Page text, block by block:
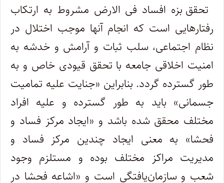
تحقق بزه افساد فی الارض مشروط به ارتکاب
رفتارهایی است که انجام آنها موجب اختلال در
نظام اجتماعی، سلب ثبات و آرامش و خدشه به
امنیت اخلاقی جامعه با تحقق قیودی خاص و به
طور گسترده گردد. بنابراین «جنایت علیه تمامیت
جسمانی» باید به طور گسترده و علیه افراد
مختلف محقق شده باشد و «ایجاد مرکز فساد و
فحشا» به معنی ایجاد چندین مرکز فساد و
مدیریت مراکز مختلف بوده و مستلزم وجود
شعب و سازمان‌یافتگی است و «اشاعه فحشا در